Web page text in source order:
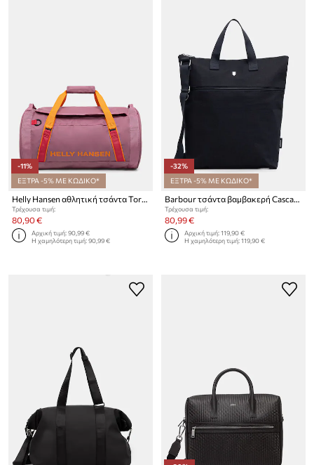
-11%
ΕΞΤΡΑ -5% ΜΕ ΚΩΔΙΚΟ*
Helly Hansen αθλητική τσάντα Torba Helly Hansen Duffel 2 30L 68006 990
Τρέχουσα τιμή:
80,90 €
Αρχική τιμή:90,99 €
Η χαμηλότερη τιμή:90,99 €
-32%
ΕΞΤΡΑ -5% ΜΕ ΚΩΔΙΚΟ*
Barbour τσάντα βαμβακερή Cascade
Τρέχουσα τιμή:
80,99 €
Αρχική τιμή:119,90 €
Η χαμηλότερη τιμή:119,90 €